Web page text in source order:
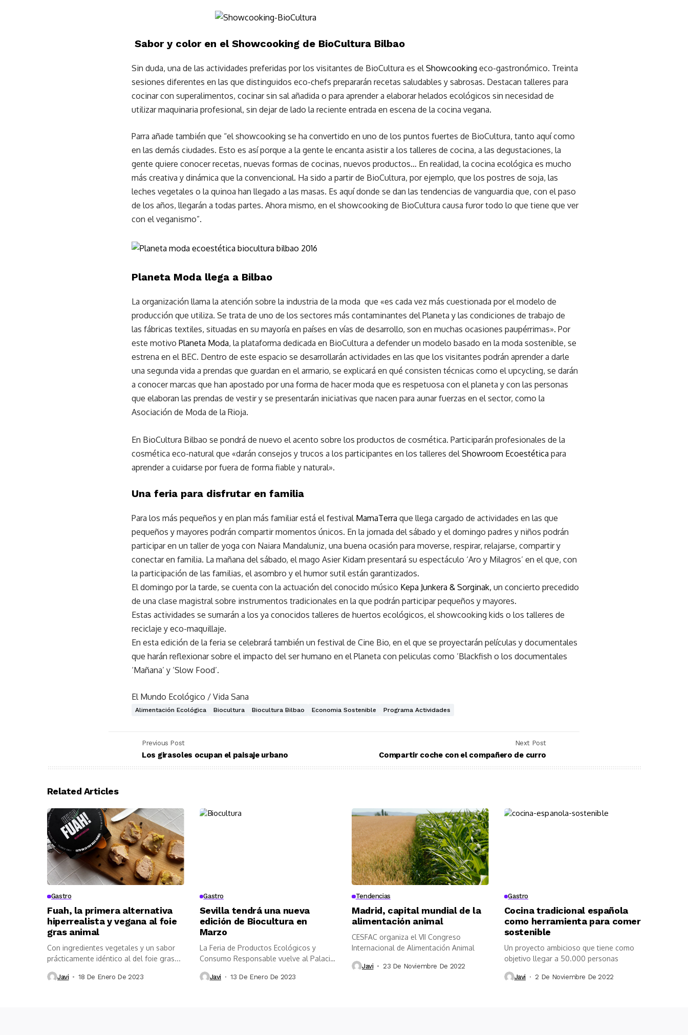
Sabor y color en el Showcooking de BioCultura Bilbao
Sin duda, una de las actividades preferidas por los visitantes de BioCultura es elShowcooking eco-gastronómico. Treinta
sesiones diferentes en las que distinguidos eco-chefs prepararán recetas saludables y sabrosas. Destacan talleres para
cocinar con superalimentos, cocinar sin sal añadida o para aprender a elaborar helados ecológicos sin necesidad de
utilizar maquinaria profesional, sin dejar de lado la reciente entrada en escena de la cocina vegana.
Parra añade también que “el showcooking se ha convertido en uno de los puntos fuertes de BioCultura, tanto aquí como
en las demás ciudades. Esto es así porque a la gente le encanta asistir a los talleres de cocina, a las degustaciones, la
gente quiere conocer recetas, nuevas formas de cocinas, nuevos productos… En realidad, la cocina ecológica es mucho
más creativa y dinámica que la convencional. Ha sido a partir de BioCultura, por ejemplo, que los postres de soja, las
leches vegetales o la quinoa han llegado a las masas. Es aquí donde se dan las tendencias de vanguardia que, con el paso
de los años, llegarán a todas partes. Ahora mismo, en el showcooking de BioCultura causa furor todo lo que tiene que ver
con el veganismo”.
Planeta Moda llega a Bilbao
La organización llama la atención sobre la industria de la moda que «es cada vez más cuestionada por el modelo de
producción que utiliza. Se trata de uno de los sectores más contaminantes del Planeta y las condiciones de trabajo de
las fábricas textiles, situadas en su mayoría en países en vías de desarrollo, son en muchas ocasiones paupérrimas». Por
este motivo Planeta Moda, la plataforma dedicada en BioCultura a defender un modelo basado en la moda sostenible, se
estrena en el BEC. Dentro de este espacio se desarrollarán actividades en las que los visitantes podrán aprender a darle
una segunda vida a prendas que guardan en el armario, se explicará en qué consisten técnicas como el upcycling, se darán
a conocer marcas que han apostado por una forma de hacer moda que es respetuosa con el planeta y con las personas
que elaboran las prendas de vestir y se presentarán iniciativas que nacen para aunar fuerzas en el sector, como la
Asociación de Moda de la Rioja.
En BioCultura Bilbao se pondrá de nuevo el acento sobre los productos de cosmética. Participarán profesionales de la
cosmética eco-natural que «darán consejos y trucos a los participantes en los talleres delShowroom Ecoestética para
aprender a cuidarse por fuera de forma fiable y natural».
Una feria para disfrutar en familia
Para los más pequeños y en plan más familiar está el festival MamaTerra que llega cargado de actividades en las que
pequeños y mayores podrán compartir momentos únicos. En la jornada del sábado y el domingo padres y niños podrán
participar en un taller de yoga con Naiara Mandaluniz, una buena ocasión para moverse, respirar, relajarse, compartir y
conectar en familia. La mañana del sábado, el mago Asier Kidam presentará su espectáculo ‘Aro y Milagros’ en el que, con
la participación de las familias, el asombro y el humor sutil están garantizados.
El domingo por la tarde, se cuenta con la actuación del conocido músico Kepa Junkera & Sorginak, un concierto precedido
de una clase magistral sobre instrumentos tradicionales en la que podrán participar pequeños y mayores.
Estas actividades se sumarán a los ya conocidos talleres de huertos ecológicos, el showcooking kids o los talleres de
reciclaje y eco-maquillaje.
En esta edición de la feria se celebrará también un festival de Cine Bio, en el que se proyectarán películas y documentales
que harán reflexionar sobre el impacto del ser humano en el Planeta con peliculas como ‘Blackfish o los documentales
‘Mañana’ y ‘Slow Food’.
El Mundo Ecológico / Vida Sana
Alimentación Ecológica Biocultura Biocultura Bilbao Economia Sostenible Programa Actividades
Previous Post
Los girasoles ocupan el paisaje urbano
Next Post
Compartir coche con el compañero de curro
Related Articles
Gastro
Fuah, la primera alternativa
hiperrealista y vegana al foie
gras animal
Con ingredientes vegetales y un sabor
prácticamente idéntico al del foie gras...
Javi 18 De Enero De 2023
Gastro
Sevilla tendrá una nueva
edición de Biocultura en
Marzo
La Feria de Productos Ecológicos y
Consumo Responsable vuelve al Palacio
de...
Javi 13 De Enero De 2023
Tendencias
Madrid, capital mundial de la
alimentación animal
CESFAC organiza el VII Congreso
Internacional de Alimentación Animal
Javi 23 De Noviembre De 2022
Gastro
Cocina tradicional española
como herramienta para comer
sostenible
Un proyecto ambicioso que tiene como
objetivo llegar a 50.000 personas
Javi 2 De Noviembre De 2022